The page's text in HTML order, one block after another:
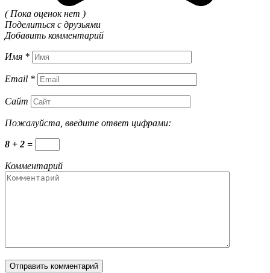
( Пока оценок нет )
Поделиться с друзьями
Добавить комментарий
Имя *
Email *
Сайт
Пожалуйста, введите ответ цифрами:
8 + 2 =
Комментарий